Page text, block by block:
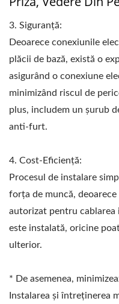
3. Siguranță:
Deoarece conexiunile
plăcii de bază, există o
asigurând o conexiune
minimizând riscul de
plus, includem un șurub
anti-furt.
4. Cost-Eficiență:
Procesul de instalare
forța de muncă,
autorizat pentru cablarea
este instalată, oricine
ulterior.
* De asemenea,
Instalarea și întreținerea